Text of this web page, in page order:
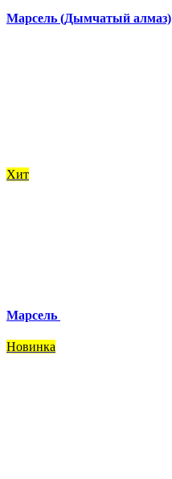
Марсель (Дымчатый алмаз)
Хит
Марсель
Новинка